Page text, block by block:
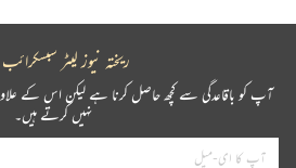
ریختہ نیوز لیٹر سبسکرائب
آپ کو باقاعدگی سے کچھ حاصل کرنا ہے لیکن اس کے
نہیں کرتے ہیں۔